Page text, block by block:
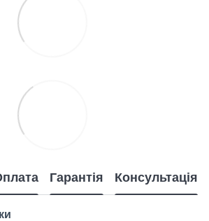
Гарантія Консультація